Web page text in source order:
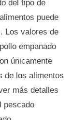
del tipo de
puede
Los valores de
empanado
únicamente
de los alimentos
más detalles
pescado